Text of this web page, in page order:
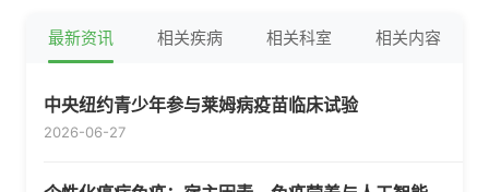
最新资讯 相关疾病 相关科室 相关内容
中央纽约青少年参与莱姆病疫苗临床试验
2026-06-27